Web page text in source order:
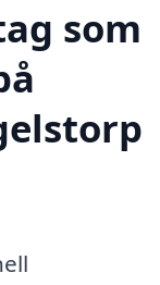
som